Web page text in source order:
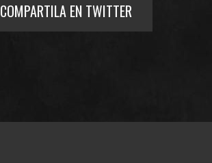
COMPARTILA EN TWITTER